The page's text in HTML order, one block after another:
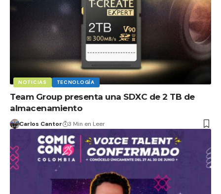
NOTICIAS TECNOLOGÍA
Team Group presenta una SDXC de 2 TB de
almacenamiento
Carlos Cantor 3 Min en Leer